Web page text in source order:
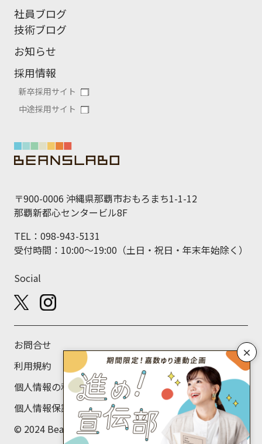
×
社員ブログ
技術ブログ
お知らせ
採用情報
新卒採用サイト
中途採用サイト
〒900-0006 沖縄県那覇市おもろまち1-1-12
那覇新都心センタービル8F
TEL：098-943-5131
受付時間：10:00～19:00（土日・祝日・年末年始除く）
Social
お問合せ
利用規約
個人情報の利用目的について
個人情報保護方針
© 2024 Beans Labo Co., Ltd.